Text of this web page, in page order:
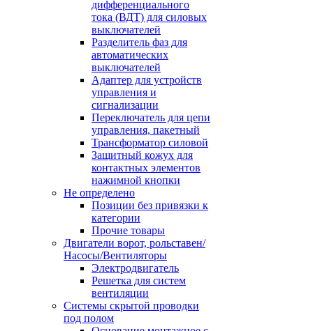
дифференциального
тока (ВДТ) для силовых
выключателей
Разделитель фаз для
автоматических
выключателей
Адаптер для устройств
управления и
сигнализации
Переключатель для цепи
управления, пакетный
Трансформатор силовой
Защитный кожух для
контактных элементов
нажимной кнопки
Не определено
Позиции без привязки к
категории
Прочие товары
Двигатели ворот, рольставен/
Насосы/Вентиляторы
Электродвигатель
Решетка для систем
вентиляции
Системы скрытой проводки
под полом